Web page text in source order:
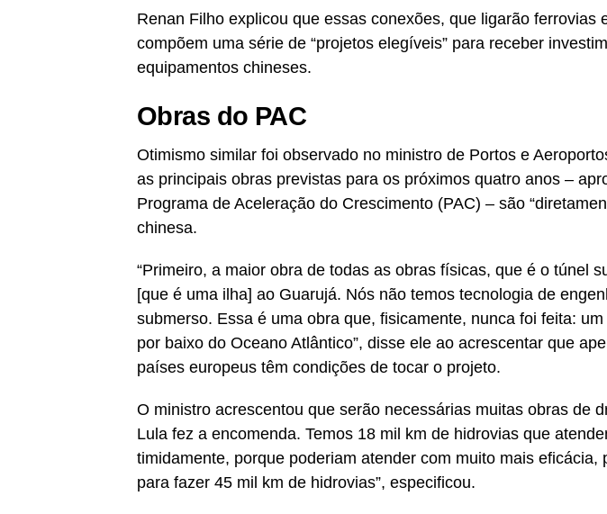
Renan Filho explicou que essas conexões, que ligarão ferrovias
compõem uma série de “projetos elegíveis” para receber
equipamentos chineses.
Obras do PAC
Otimismo similar foi observado no ministro de Portos e
as principais obras previstas para os próximos quatro anos –
Programa de Aceleração do Crescimento (PAC) – são
chinesa.
“Primeiro, a maior obra de todas as obras físicas, que é o túnel
[que é uma ilha] ao Guarujá. Nós não temos tecnologia de
submerso. Essa é uma obra que, fisicamente, nunca foi feita:
por baixo do Oceano Atlântico”, disse ele ao acrescentar que
países europeus têm condições de tocar o projeto.
O ministro acrescentou que serão necessárias muitas obras de
Lula fez a encomenda. Temos 18 mil km de hidrovias que
timidamente, porque poderiam atender com muito mais eficácia,
para fazer 45 mil km de hidrovias”, especificou.